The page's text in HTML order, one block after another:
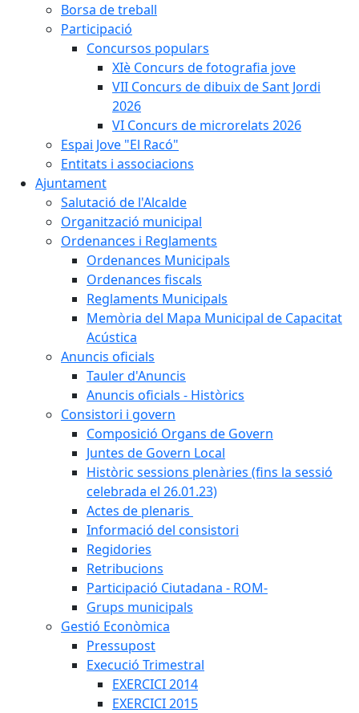
Borsa de treball
Participació
Concursos populars
XIè Concurs de fotografia jove
VII Concurs de dibuix de Sant Jordi
2026
VI Concurs de microrelats 2026
Espai Jove "El Racó"
Entitats i associacions
Ajuntament
Salutació de l'Alcalde
Organització municipal
Ordenances i Reglaments
Ordenances Municipals
Ordenances fiscals
Reglaments Municipals
Memòria del Mapa Municipal de Capacitat
Acústica
Anuncis oficials
Tauler d'Anuncis
Anuncis oficials - Històrics
Consistori i govern
Composició Organs de Govern
Juntes de Govern Local
Històric sessions plenàries (fins la sessió
celebrada el 26.01.23)
Actes de plenaris
Informació del consistori
Regidories
Retribucions
Participació Ciutadana - ROM-
Grups municipals
Gestió Econòmica
Pressupost
Execució Trimestral
EXERCICI 2014
EXERCICI 2015